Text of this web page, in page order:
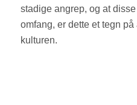
stadige angrep, og at
omfang, er dette et tegn
kulturen.